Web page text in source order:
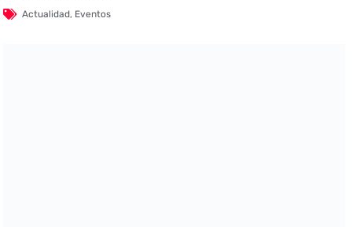
Actualidad, Eventos